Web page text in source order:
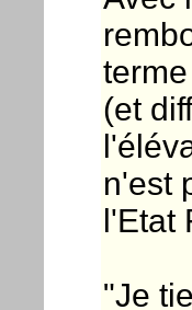
(et
n'est
l'Etat
"Je